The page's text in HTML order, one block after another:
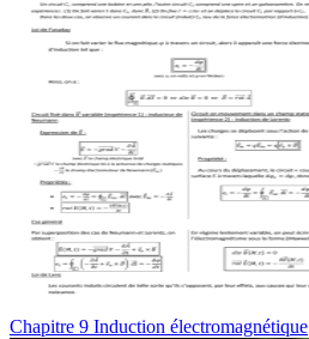
Chapitre 9 Induction électromagnétique